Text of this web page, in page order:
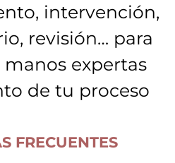
intervención,
revisión… para
manos expertas
de tu proceso
FRECUENTES